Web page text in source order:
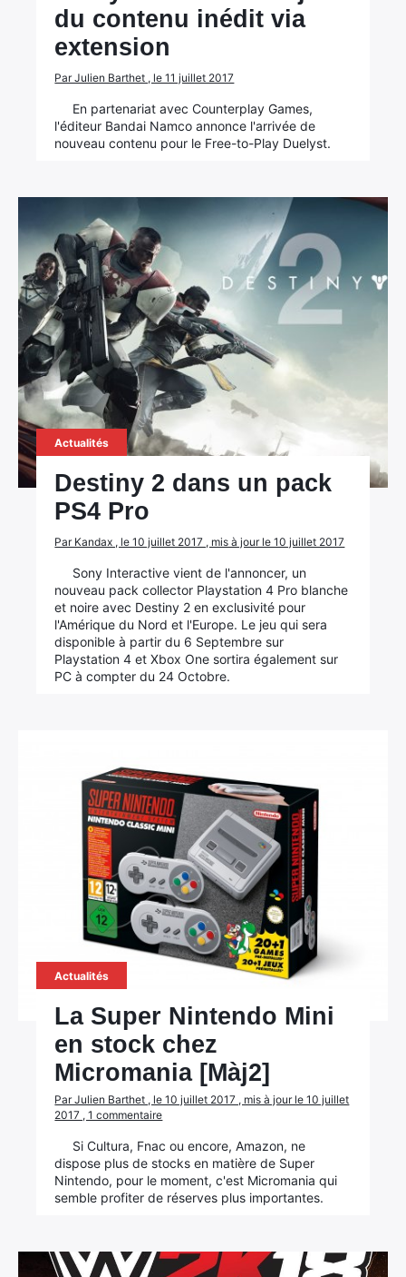
du contenu inédit via
extension
Par Julien Barthet , le 11 juillet 2017
En partenariat avec Counterplay Games,
l'éditeur Bandai Namco annonce l'arrivée de
nouveau contenu pour le Free-to-Play Duelyst.
Actualités
Destiny 2 dans un pack
PS4 Pro
Par Kandax , le 10 juillet 2017 , mis à jour le 10 juillet 2017
Sony Interactive vient de l'annoncer, un
nouveau pack collector Playstation 4 Pro blanche
et noire avec Destiny 2 en exclusivité pour
l'Amérique du Nord et l'Europe. Le jeu qui sera
disponible à partir du 6 Septembre sur
Playstation 4 et Xbox One sortira également sur
PC à compter du 24 Octobre.
Actualités
La Super Nintendo Mini
en stock chez
Micromania [Màj2]
Par Julien Barthet , le 10 juillet 2017 , mis à jour le 10 juillet
2017 , 1 commentaire
Si Cultura, Fnac ou encore, Amazon, ne
dispose plus de stocks en matière de Super
Nintendo, pour le moment, c'est Micromania qui
semble profiter de réserves plus importantes.